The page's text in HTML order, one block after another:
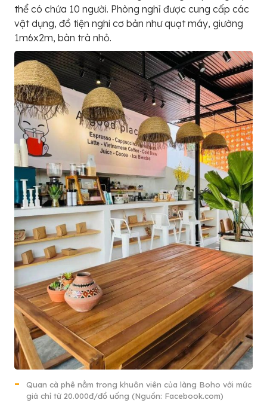
thể có chứa 10 người. Phòng nghỉ được cung cấp các
vật dụng, đồ tiện nghi cơ bản như quạt máy, giường
1m6x2m, bàn trà nhỏ.
Quan cà phê nằm trong khuôn viên của làng Boho với mức
giá chỉ từ 20.000đ/đồ uống (Nguồn: Facebook.com)